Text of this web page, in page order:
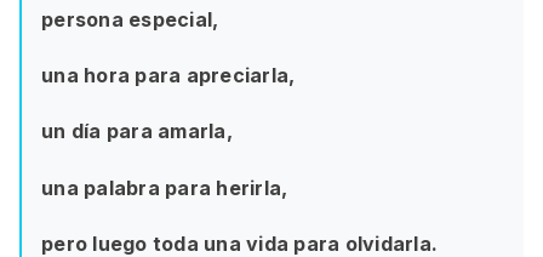
persona especial,
una hora para apreciarla,
un día para amarla,
una palabra para herirla,
pero luego toda una vida para olvidarla.